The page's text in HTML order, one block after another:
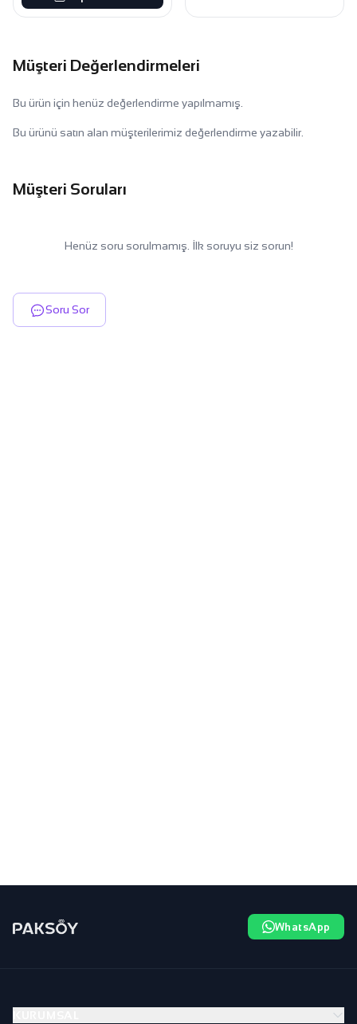
Müşteri Değerlendirmeleri
Bu ürün için henüz değerlendirme yapılmamış.
Bu ürünü satın alan müşterilerimiz değerlendirme yazabilir.
Müşteri Soruları
Henüz soru sorulmamış. İlk soruyu siz sorun!
Soru Sor
WhatsApp